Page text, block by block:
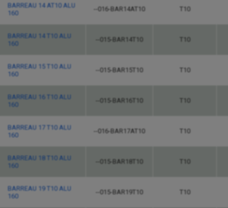
BARREAU 14 AT10 ALU
160
--016-BAR14AT10 T10
BARREAU 14 T10 ALU
160
--015-BAR14T10
BARREAU 15 T10 ALU
160
--015-BAR15T10 T10
BARREAU 16 T10 ALU
160
--015-BAR16T10
BARREAU 17 T10 ALU
160
--016-BAR17AT10 T10
BARREAU 18 T10 ALU
160
--015-BAR18T10
BARREAU 19 T10 ALU
160
--015-BAR19T10 T10